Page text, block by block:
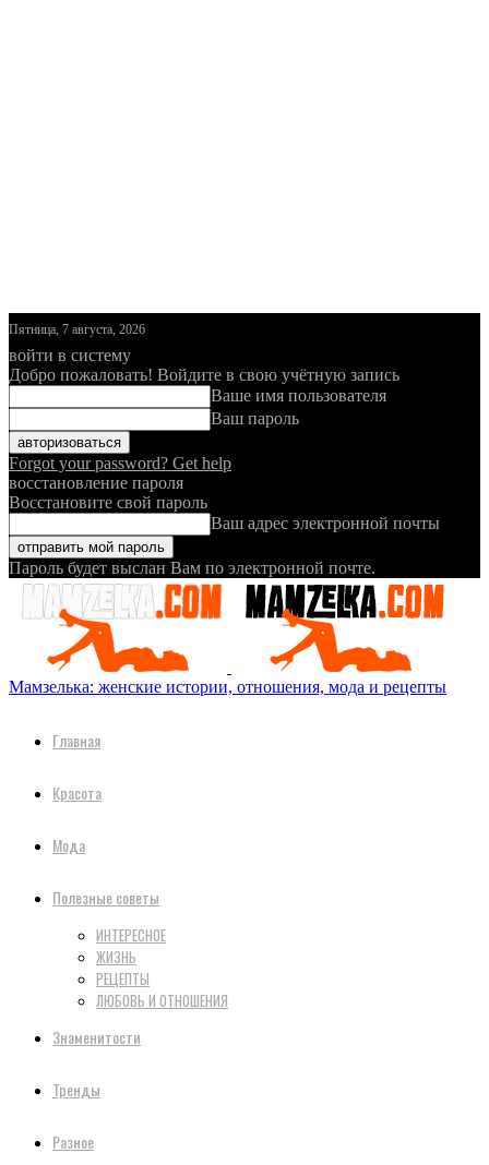
Пятница, 7 августа, 2026
войти в систему
Добро пожаловать! Войдите в свою учётную запись
Ваше имя пользователя
Ваш пароль
Forgot your password? Get help
восстановление пароля
Восстановите свой пароль
Ваш адрес электронной почты
Пароль будет выслан Вам по электронной почте.
Мамзелька: женские истории, отношения, мода и рецепты
Главная
Красота
Мода
Полезные советы
ИНТЕРЕСНОЕ
ЖИЗНЬ
РЕЦЕПТЫ
ЛЮБОВЬ И ОТНОШЕНИЯ
Знаменитости
Тренды
Разное